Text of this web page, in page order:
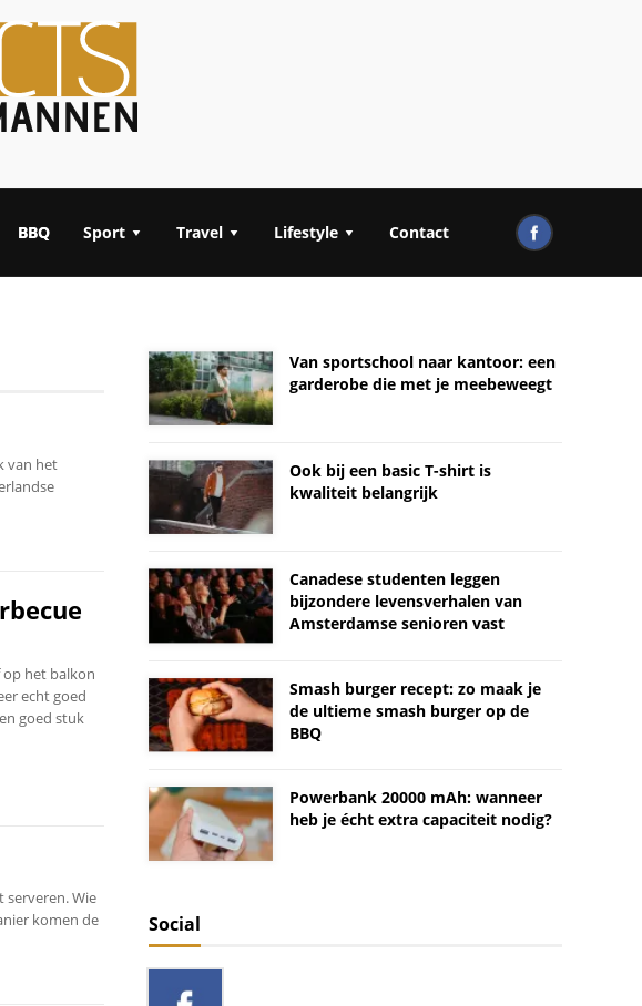
BBQ Sport Travel Lifestyle Contact
van het
op het balkon
echt goed
goed stuk
serveren. Wie
komen de
Van sportschool naar kantoor: een
garderobe die met je meebeweegt
Ook bij een basic T-shirt is
kwaliteit belangrijk
Canadese studenten leggen
bijzondere levensverhalen van
Amsterdamse senioren vast
Smash burger recept: zo maak je
de ultieme smash burger op de
BBQ
Powerbank 20000 mAh: wanneer
heb je écht extra capaciteit nodig?
Social